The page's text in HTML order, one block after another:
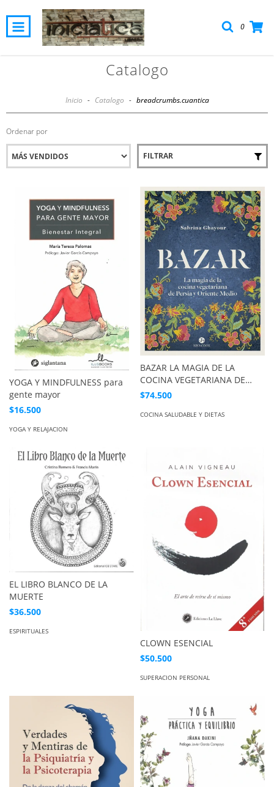
0
Catalogo
Inicio - Catalogo - breadcrumbs.cuantica
Ordenar por
FILTRAR
YOGA Y MINDFULNESS para
gente mayor
$16.500
YOGA Y RELAJACION
BAZAR LA MAGIA DE LA
COCINA VEGETARIANA DE
PERSIA Y ORIENTE MEDIO
$74.500
COCINA SALUDABLE Y DIETAS
EL LIBRO BLANCO DE LA
MUERTE
$36.500
ESPIRITUALES
CLOWN ESENCIAL
$50.500
SUPERACION PERSONAL